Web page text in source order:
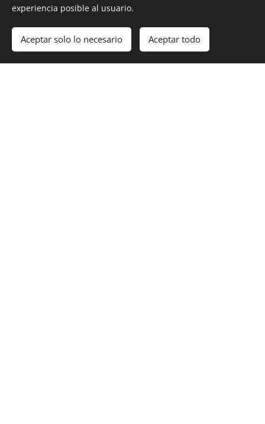
experiencia posible al usuario.
Aceptar solo lo necesario Aceptar todo